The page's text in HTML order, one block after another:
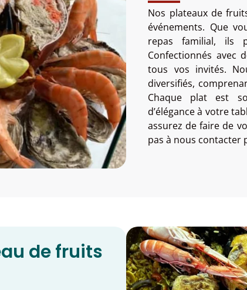
Nos plateaux de
événements. Que
repas familial, ils
Confectionnés avec
tous vos invités.
diversifiés,
Chaque plat est
d’élégance à votre
assurez de faire de
pas à nous contacter
de fruits